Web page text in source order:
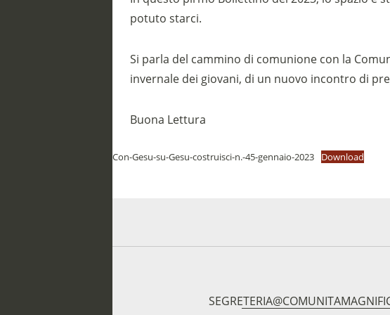
potuto starci.
Si parla del cammino di comunione con la
invernale dei giovani, di un nuovo incontro di
Buona Lettura
Con-Gesu-su-Gesu-costruisci-n.-45-gennaio-2023 Download